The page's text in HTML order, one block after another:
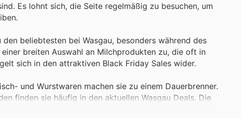
Es lohnt sich, die Seite regelmäßig zu besuchen, um
beliebtesten bei Wasgau, besonders während des
breiten Auswahl an Milchprodukten zu, die oft in
sich in den attraktiven Black Friday Sales wider.
und Wurstwaren machen sie zu einem Dauerbrenner.
finden sie häufig in den aktuellen Wasgau Deals. Die